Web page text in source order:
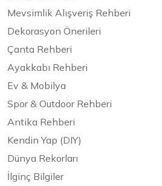
Mevsimlik Alışveriş Rehberi
Dekorasyon Önerileri
Çanta Rehberi
Ayakkabı Rehberi
Ev & Mobilya
Spor & Outdoor Rehberi
Antika Rehberi
Kendin Yap (DIY)
Dünya Rekorları
İlginç Bilgiler